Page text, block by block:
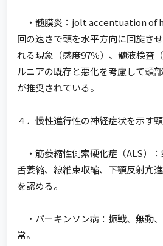
・髄膜炎：jolt accentuation of
回の速さで頭を水平方向に回旋さ
れる現象（感度97％）、髄液検査
ルニアの既存と悪化を考慮して頭
が推奨されている。
４．慢性進行性の神経症状を示す
・筋萎縮性側索硬化症（ALS）
舌萎縮、線維束収縮、下顎反射亢
を認める。
・パーキンソン病：振戦、無動
常。